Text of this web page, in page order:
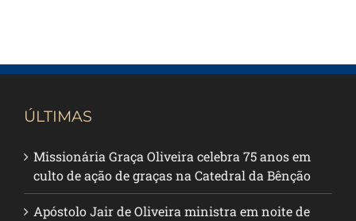
ÚLTIMAS
Missionária Graça Oliveira celebra 75 anos em
culto de ação de graças na Catedral da Bênção
Apóstolo Jair de Oliveira ministra em noite de